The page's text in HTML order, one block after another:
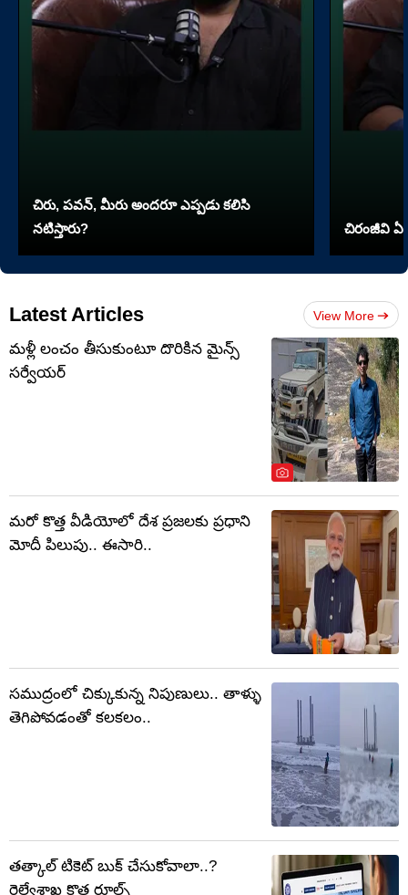
చిరు, పవన్, మీరు అందరూ ఎప్పడు కలిసి
నటిస్తారు?
చిరంజీవి ఏ
Latest Articles View More
మళ్లీ లంచం తీసుకుంటూ దొరికిన మైన్స్
సర్వేయర్
మరో కొత్త వీడియోలో దేశ ప్రజలకు ప్రధాని
మోదీ పిలుపు.. ఈసారి..
సముద్రంలో చిక్కుకున్న నిపుణులు.. తాళ్ళు
తెగిపోవడంతో కలకలం..
తత్కాల్ టికెట్ బుక్ చేసుకోవాలా..?
రైల్వేశాఖ కొత్త రూల్స్